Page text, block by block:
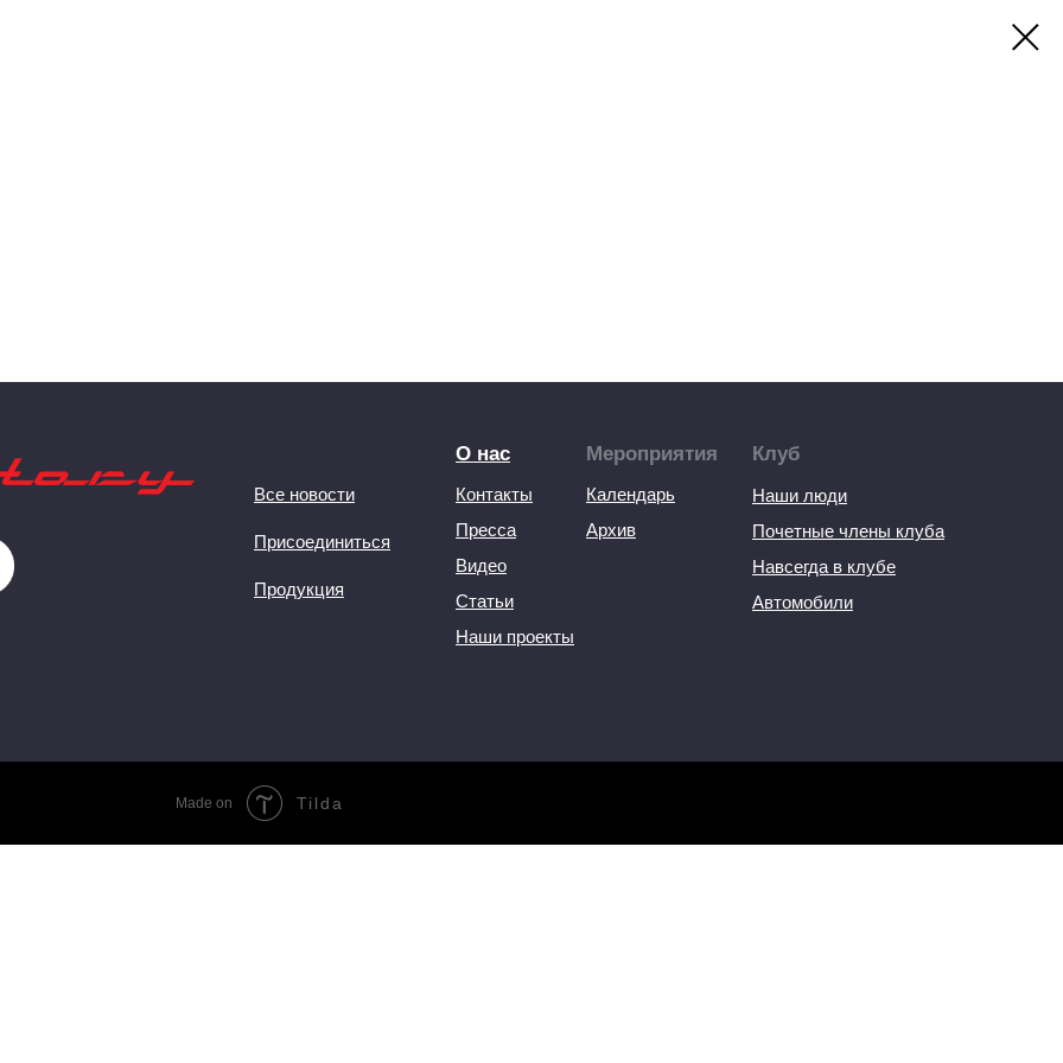
Статьи
Контакты
Наши проекты
Пресса
Видео
Продукция
Наши люди
Клуб
Календарь
Мероприятия
О нас
Присоединиться
Все новости
Архив
Навсегда в клубе
Почетные члены клуба
Автомобили
Made on Tilda